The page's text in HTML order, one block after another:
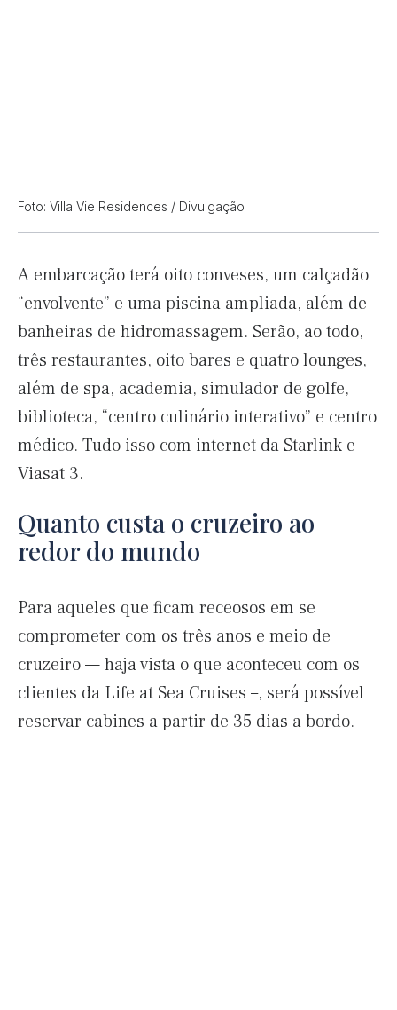
Foto: Villa Vie Residences / Divulgação
A embarcação terá oito conveses, um calçadão
“envolvente” e uma piscina ampliada, além de
banheiras de hidromassagem. Serão, ao todo,
três restaurantes, oito bares e quatro lounges,
além de spa, academia, simulador de golfe,
biblioteca, “centro culinário interativo” e centro
médico. Tudo isso com internet da Starlink e
Viasat 3.
Quanto custa o cruzeiro ao
redor do mundo
Para aqueles que ficam receosos em se
comprometer com os três anos e meio de
cruzeiro — haja vista o que aconteceu com os
clientes da Life at Sea Cruises –, será possível
reservar cabines a partir de 35 dias a bordo.